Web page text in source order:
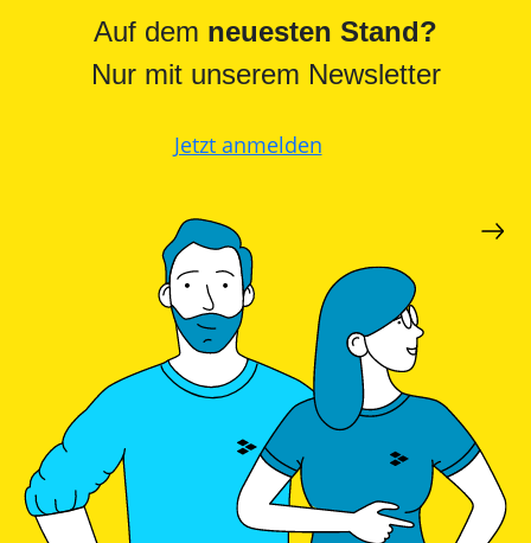
Auf dem neuesten Stand?
Nur mit unserem Newsletter
Jetzt anmelden